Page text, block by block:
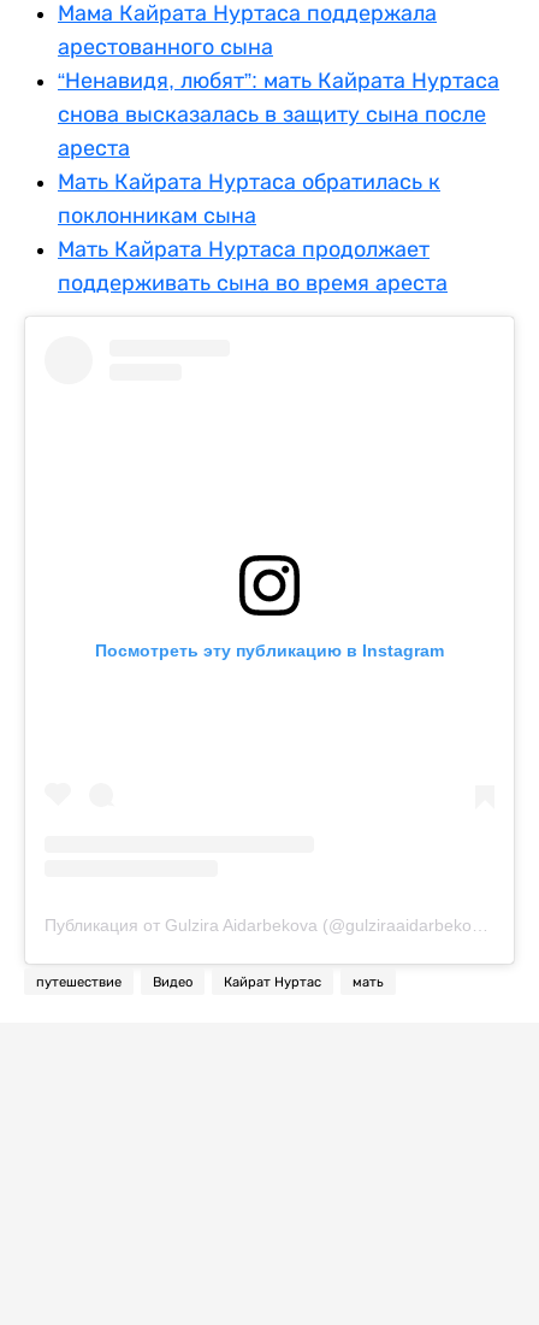
Мама Кайрата Нуртаса поддержала
арестованного сына
“Ненавидя, любят”: мать Кайрата Нуртаса
снова высказалась в защиту сына после
ареста
Мать Кайрата Нуртаса обратилась к
поклонникам сына
Мать Кайрата Нуртаса продолжает
поддерживать сына во время ареста
Посмотреть эту публикацию в Instagram
Публикация от Gulzira Aidarbekova (@gulziraaidarbekova)
путешествие Видео Кайрат Нуртас мать